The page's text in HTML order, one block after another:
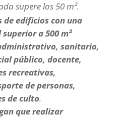
supere los 50 m².
de edificios con una
a 500 m²
sanitario,
público, docente,
recreativas,
de personas,
de culto.
que realizar